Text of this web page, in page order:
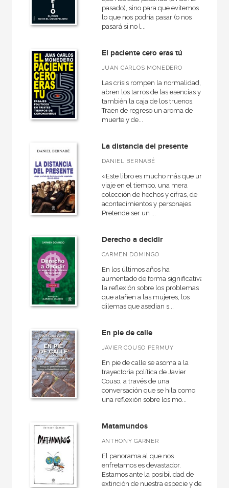
pasado), sino para que evitemos
lo que nos podría pasar (o nos
pasará si no l...
El paciente cero eras tú
JUAN CARLOS MONEDERO
Las crisis rompen la normalidad,
abren los tarros de las esencias y
también la caja de los truenos.
Traen de regreso un aroma de
muerte y de...
La distancia del presente
DANIEL BERNABÉ
«Este libro es mucho más que un
viaje en el tiempo, una mera
colección de hechos y cifras, de
acontecimientos y personajes.
Pretende ser un ...
Derecho a decidir
CARMEN DOMINGO
En los últimos años ha
aumentado de forma significativa
la reflexión sobre los problemas
que atañen a las mujeres, los
dilemas que asedian s...
En pie de calle
JAVIER COUSO PERMUY
En pie de calle se asoma a la
trayectoria política de Javier
Couso, a través de una
conversación que se hila como
una reflexión sobre los mo...
Matamundos
ANTHONY GARNER
El panorama al que nos
enfretamos es devastador.
Estamos ante la posibilidad de
extinción de nuestra especie y de